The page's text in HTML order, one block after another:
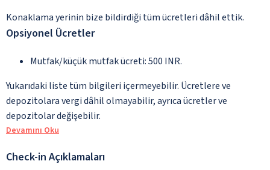
Konaklama yerinin bize bildirdiği tüm ücretleri dâhil ettik.
Opsiyonel Ücretler
Mutfak/küçük mutfak ücreti: 500 INR.
Yukarıdaki liste tüm bilgileri içermeyebilir. Ücretlere ve
depozitolara vergi dâhil olmayabilir, ayrıca ücretler ve
depozitolar değişebilir.
Devamını Oku
Check-in Açıklamaları